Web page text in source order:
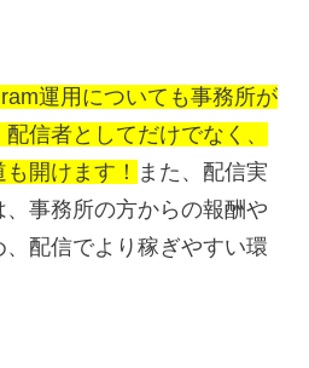
運用についても事務所が
信者としてだけでなく、
開けます！ また、配信実
事務所の方からの報酬や
配信でより稼ぎやすい環